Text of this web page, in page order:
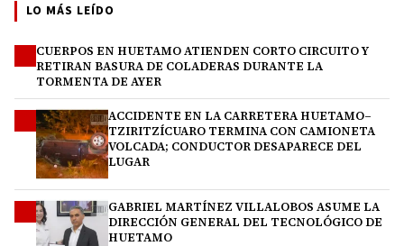
LO MÁS LEÍDO
CUERPOS EN HUETAMO ATIENDEN CORTO CIRCUITO Y
RETIRAN BASURA DE COLADERAS DURANTE LA
TORMENTA DE AYER
ACCIDENTE EN LA CARRETERA HUETAMO–
TZIRITZÍCUARO TERMINA CON CAMIONETA
VOLCADA; CONDUCTOR DESAPARECE DEL
LUGAR
GABRIEL MARTÍNEZ VILLALOBOS ASUME LA
DIRECCIÓN GENERAL DEL TECNOLÓGICO DE
HUETAMO